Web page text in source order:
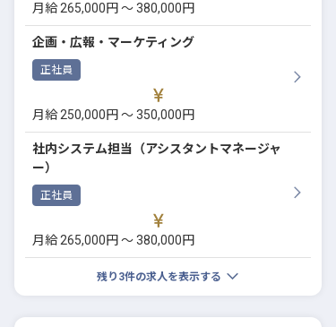
月給 265,000円 〜 380,000円
正社員
企画・広報・マーケティング
月給 250,000円 〜 350,000円
正社員
社内システム担当（アシスタントマネージャ
ー）
月給 265,000円 〜 380,000円
残り 3件の求人を表示する